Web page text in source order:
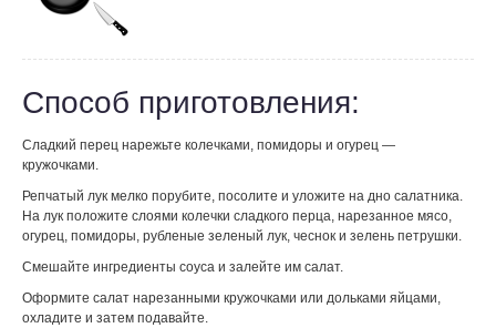
Способ приготовления:
Сладкий перец нарежьте колечками, помидоры и огурец —
кружочками.
Репчатый лук мелко порубите, посолите и уложите на дно салатника.
На лук положите слоями колечки сладкого перца, нарезанное мясо,
огурец, помидоры, рубленые зеленый лук, чеснок и зелень петрушки.
Смешайте ингредиенты соуса и залейте им салат.
Оформите салат нарезанными кружочками или дольками яйцами,
охладите и затем подавайте.